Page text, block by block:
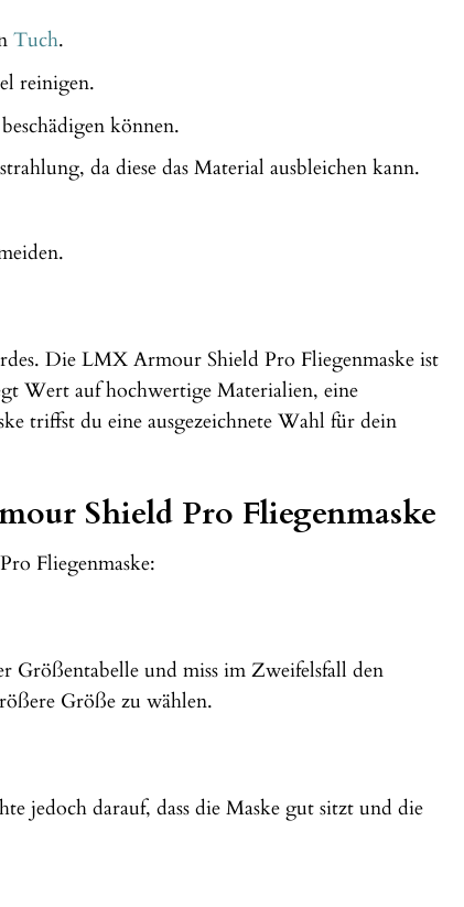
Tuch.
reinigen.
können.
da diese das Material ausbleichen kann.
Die LMX Armour Shield Pro Fliegenmaske ist
Wert auf hochwertige Materialien, eine
triffst du eine ausgezeichnete Wahl für dein
Shield Pro Fliegenmaske
Fliegenmaske:
Größentabelle und miss im Zweifelsfall den
Größe zu wählen.
jedoch darauf, dass die Maske gut sitzt und die